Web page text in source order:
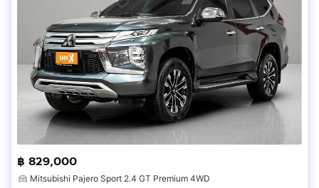
฿ 829,000
Mitsubishi Pajero Sport 2.4 GT Premium 4WD